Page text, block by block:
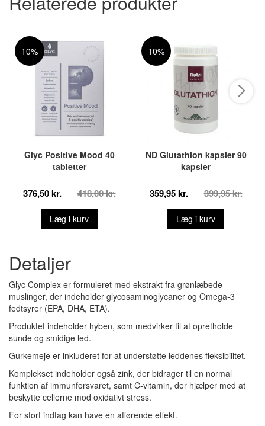
10%
Glyc Positive Mood 40
tabletter
376,50 kr. 418,00 kr.
Læg i kurv
10%
ND Glutathion kapsler 90
kapsler
359,95 kr. 399,95 kr.
Læg i kurv
Detaljer
Glyc Complex er formuleret med ekstrakt fra grønlæbede
muslinger, der indeholder glycosaminoglycaner og Omega-3
fedtsyrer (EPA, DHA, ETA).
Produktet indeholder hyben, som medvirker til at opretholde
sunde og smidige led.
Gurkemeje er inkluderet for at understøtte leddenes fleksibilitet.
Komplekset indeholder også zink, der bidrager til en normal
funktion af immunforsvaret, samt C-vitamin, der hjælper med at
beskytte cellerne mod oxidativt stress.
For stort indtag kan have en afførende effekt.